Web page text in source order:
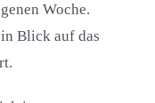
Woche.
Blick auf das